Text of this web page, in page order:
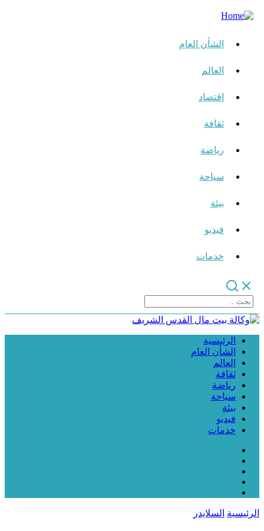
الشأن العام
العالم
اقتصاد
ثقافة
رياضة
سياحة
بيئة
فيديو
خدمات
الرئيسية
الشأن العام
العالم
ثقافة
رياضة
سياحة
بيئة
فيديو
خدمات
الرئيسية السلايدر